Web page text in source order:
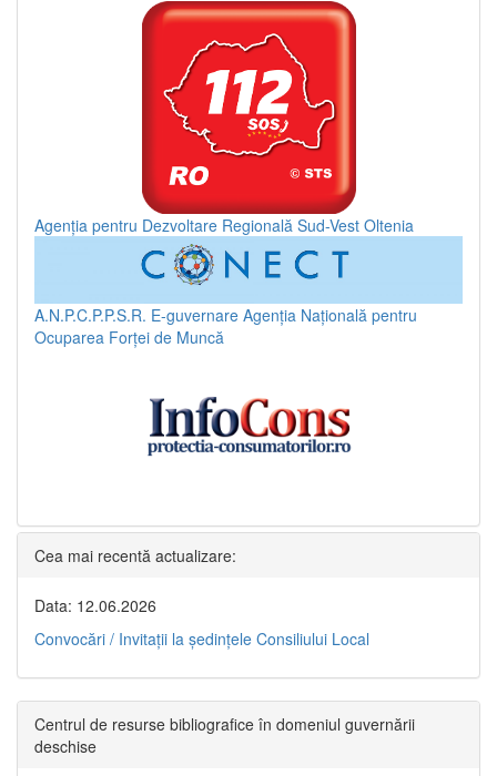
Agenția pentru Dezvoltare Regională Sud-Vest Oltenia
A.N.P.C.P.P.S.R. E-guvernare Agenția Națională pentru
Ocuparea Forței de Muncă
Cea mai recentă actualizare:
Data: 12.06.2026
Convocări / Invitaţii la şedinţele Consiliului Local
Centrul de resurse bibliografice în domeniul guvernării
deschise